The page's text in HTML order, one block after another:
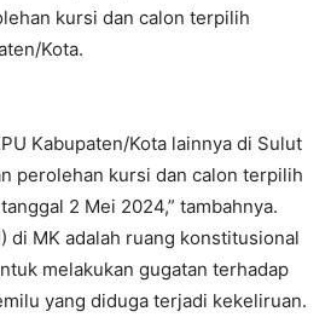
kursi dan calon terpilih
Kota.
Kabupaten/Kota lainnya di Sulut
perolehan kursi dan calon terpilih
2 Mei 2024,” tambahnya.
di MK adalah ruang konstitusional
melakukan gugatan terhadap
yang diduga terjadi kekeliruan.